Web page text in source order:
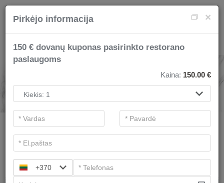
.
Ieškoti
×
Pirkėjo informacija
150 € dovanų kuponas pasirinkto restorano
paslaugoms
Kaina: 150.00 €
+370